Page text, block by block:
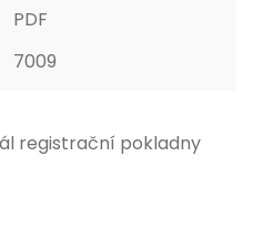
PDF
7009
registrační pokladny